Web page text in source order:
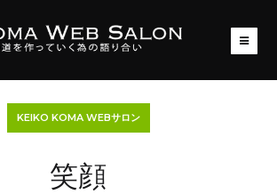
KEIKO KOMA WEBサロン
笑顔